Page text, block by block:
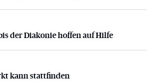
der Diakonie hoffen auf Hilfe
der Diakonie hoffen auf Hilfe
kann stattfinden
kann stattfinden